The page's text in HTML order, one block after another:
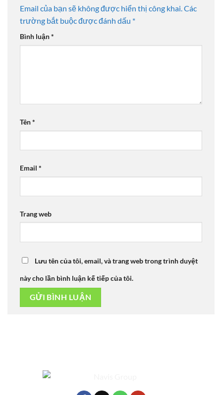
Email của bạn sẽ không được hiển thị công khai.Các
trường bắt buộc được đánh dấu *
Bình luận*
Tên*
Email *
Trang web
Lưu tên của tôi, email, và trang web trong trình duyệt
này cho lần bình luận kế tiếp của tôi.